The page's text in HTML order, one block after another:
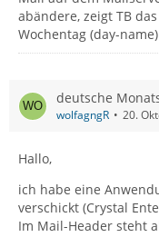
abändere, zeigt TB
Wochentag (day-
deutsche
wolfagngR 20.
Hallo,
ich habe eine
verschickt (Crystal
Im Mail-Header steht